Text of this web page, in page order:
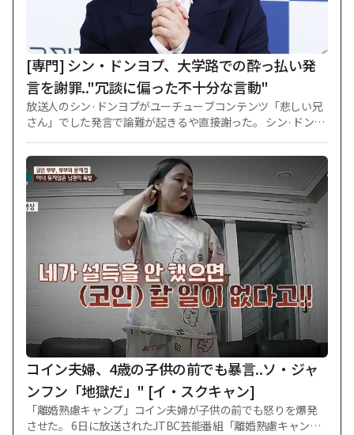
加害事実を認め、「月が昇る川」で下車した。 製作会社は7回
からナ·インウを代打投入して再撮影に乗り出した。 結局、製
作会社は当時、ジスの所属会社だったキーイーストを相手
に、再撮影による追加製作費など30億ウォンを賠償せよとい
う訴訟を起こした。 1審はキーイーストの
[専門] シン・ドンヨプ、大学路での酔っ払い発
言を謝罪.."冗談に偏った不十分な言動"
放送人のシン·ドンヨプがユーチューブコンテンツ「悲しい兄
さん」でした発言で論難が起きるや直接謝った。 シン·ドンヨ
私の軽率な言動により傷つき失望されたすべての方に心より
頭を下げて謝罪申し上げる」と明らかにした。 彼は大学路へ
の愛情と尊重を強調した。 シン·ドンヨプは「私にとって大学
路は非常に意味深く特別な空間」とし「『地下鉄1号線』、
『キム·ジョンウク探し』等、数多くの名作を大学路で観覧し
ながら深い響きと感動を感じてきた」と話した。 続けて「だ
からこそ大学路の舞台と公演芸術に対して常に愛情と尊重す
る心を持っていた」と付け加えた。 シン·ドンヨプは「放送中
に出演陣との対話過程で行き来する冗談に偏ったあまり、現場
の実際の環境と数多くの方々の労苦に配慮できなかった軽い
発言をしてしまった」と釈明した。 それと共に「私の足りな
い言動で不便さと傷を感じたすべての方にもう一度心深く謝
罪申し上げる」として「今後はどんな席でも言動により慎重
を期し、舞台芸術を作る方々の献身に常に謙遜な心を持つ」
と約束した。 先立って3日に公開されたユーチューブチャン
コイン夫婦、4歳の子供の前でも暴言..ソ・ジャ
ンフン「地獄だ」" [イ・スクキャン]
「離婚熟慮キャンプ」コイン夫婦が子供の前でも怒りを爆発
させた。 6日に放送されたJTBC芸能番組「離婚熟慮キャン